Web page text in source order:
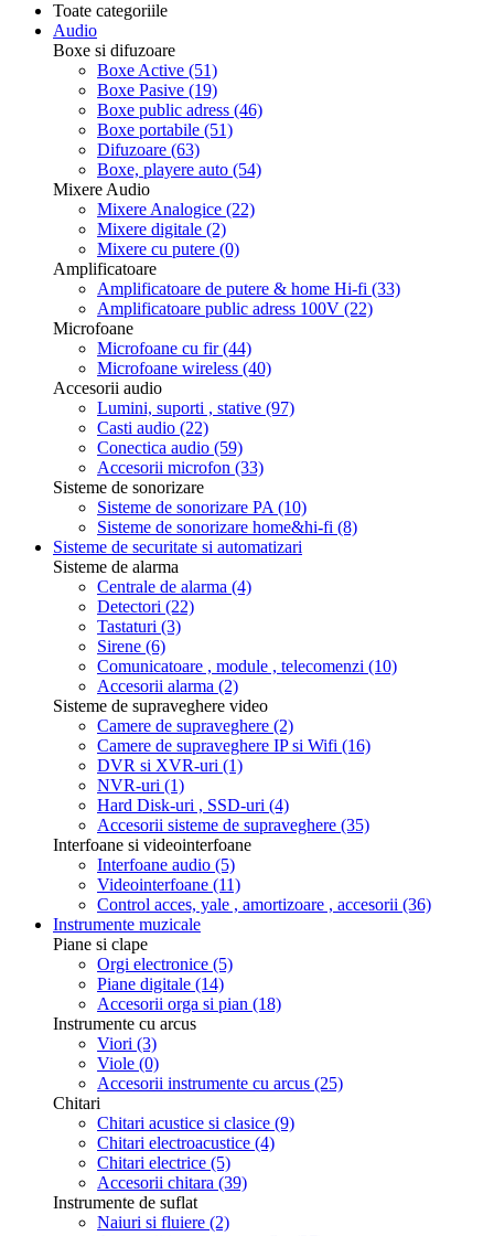
Toate categoriile
Audio
Boxe si difuzoare
Boxe Active (51)
Boxe Pasive (19)
Boxe public adress (46)
Boxe portabile (51)
Difuzoare (63)
Boxe, playere auto (54)
Mixere Audio
Mixere Analogice (22)
Mixere digitale (2)
Mixere cu putere (0)
Amplificatoare
Amplificatoare de putere & home Hi-fi (33)
Amplificatoare public adress 100V (22)
Microfoane
Microfoane cu fir(44)
Microfoane wireless (40)
Accesorii audio
Lumini, suporti , stative (97)
Casti audio (22)
Conectica audio (59)
Accesorii microfon (33)
Sisteme de sonorizare
Sisteme de sonorizare PA (10)
Sisteme de sonorizare home&hi-fi (8)
Sisteme de securitate si automatizari
Sisteme de alarma
Centrale de alarma (4)
Detectori (22)
Tastaturi (3)
Sirene (6)
Comunicatoare , module , telecomenzi (10)
Accesorii alarma (2)
Sisteme de supraveghere video
Camere de supraveghere (2)
Camere de supraveghere IP si Wifi (16)
DVR si XVR-uri (1)
NVR-uri (1)
Hard Disk-uri , SSD-uri (4)
Accesorii sisteme de supraveghere (35)
Interfoane si videointerfoane
Interfoane audio (5)
Videointerfoane (11)
Control acces, yale , amortizoare , accesorii (36)
Instrumente muzicale
Piane si clape
Orgi electronice (5)
Piane digitale (14)
Accesorii orga si pian (18)
Instrumente cu arcus
Viori (3)
Viole (0)
Accesorii instrumente cu arcus (25)
Chitari
Chitari acustice si clasice (9)
Chitari electroacustice (4)
Chitari electrice (5)
Accesorii chitara (39)
Instrumente de suflat
Naiuri si fluiere (2)